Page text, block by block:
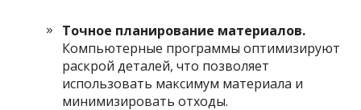
Точное планирование материалов.
Компьютерные программы оптимизируют
раскрой деталей, что позволяет
использовать максимум материала и
минимизировать отходы.